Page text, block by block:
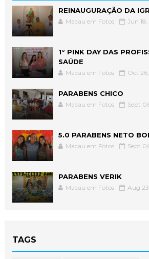
REINAUGURAÇÃO DA
Macau em Fotos Jun
1° PINK DAY DAS
SAÚDE
Macau em Fotos Oct
PARABENS CHICO
Macau em Fotos Sept
5.0 PARABENS NETO
Macau em Fotos Sept
PARABENS VERIK
Macau em Fotos Aug
TAGS